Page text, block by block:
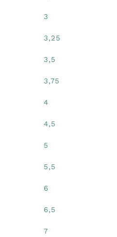
3
3,25
3,5
3,75
4
4,5
5
5,5
6
6,5
7